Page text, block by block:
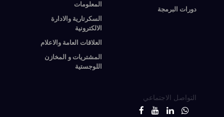
دورات البرمجة
المعلومات
السكرتارية والادارة
الالكترونية
العلاقات العامة والاعلام
المشتريات و المخازن
اللوجستية
التواصل الاجتماعي